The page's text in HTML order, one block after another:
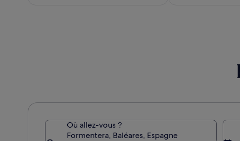
Où allez-vous ?
Formentera, Baléares, Espagne